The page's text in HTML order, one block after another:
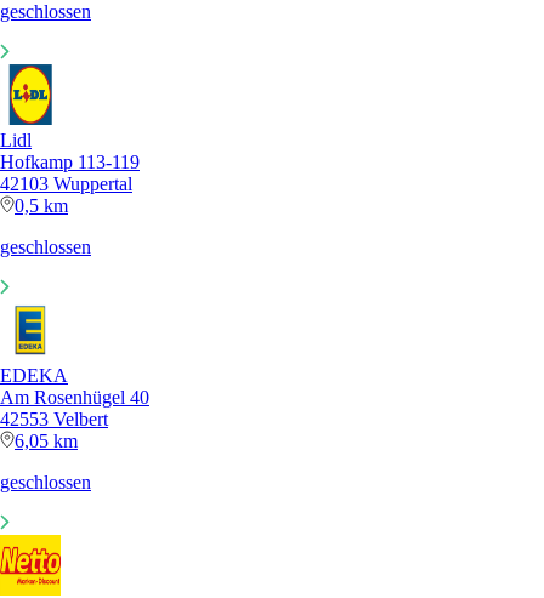
geschlossen
Lidl
Hofkamp 113-119
42103 Wuppertal
0,5 km
geschlossen
EDEKA
Am Rosenhügel 40
42553 Velbert
6,05 km
geschlossen